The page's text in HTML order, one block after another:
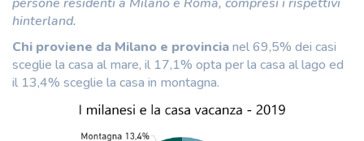
persone residenti a Milano e Roma, compresi i rispettivi
hinterland.
Chi proviene da Milano e provincianel 69,5% dei casi
sceglie la casa al mare, il 17,1% opta per la casa al lago ed
il 13,4% sceglie la casa in montagna.